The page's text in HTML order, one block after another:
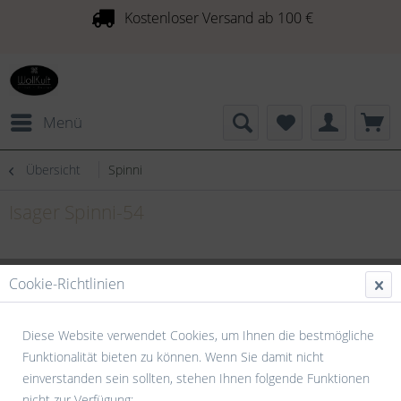
Kostenloser Versand ab 100 €
Menü
Übersicht Spinni
Cookie-Richtlinien
Diese Website verwendet Cookies, um Ihnen die bestmögliche
Funktionalität bieten zu können. Wenn Sie damit nicht
einverstanden sein sollten, stehen Ihnen folgende Funktionen